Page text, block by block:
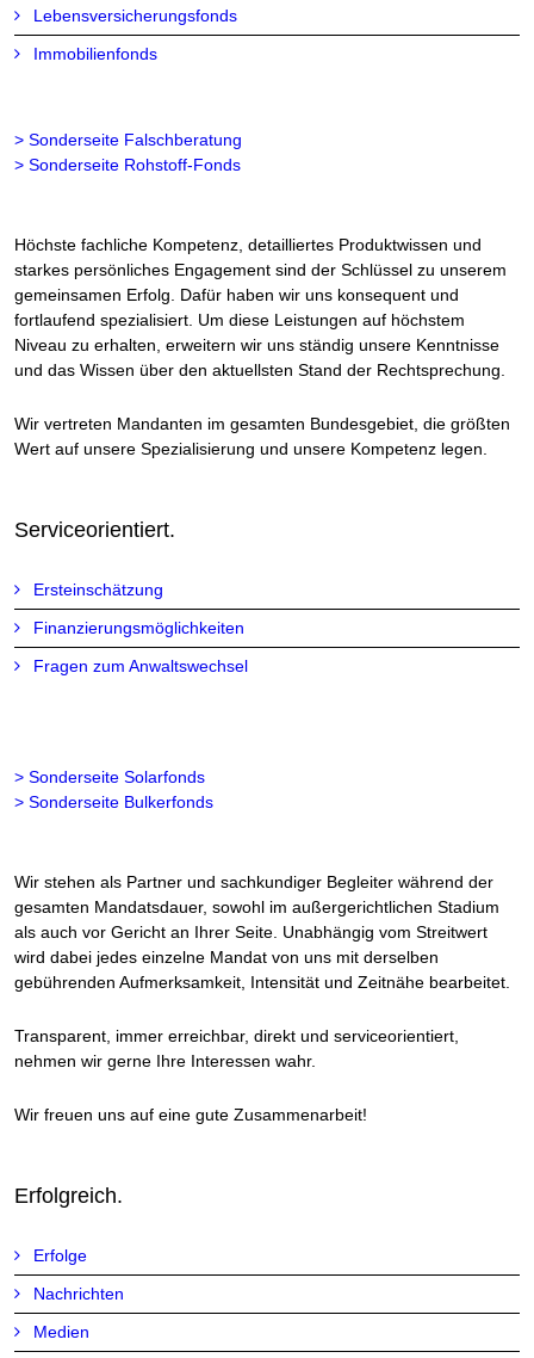
Lebensversicherungsfonds
Immobilienfonds
> Sonderseite Falschberatung
> Sonderseite Rohstoff-Fonds
Höchste fachliche Kompetenz, detailliertes Produktwissen und
starkes persönliches Engagement sind der Schlüssel zu unserem
gemeinsamen Erfolg. Dafür haben wir uns konsequent und
fortlaufend spezialisiert. Um diese Leistungen auf höchstem
Niveau zu erhalten, erweitern wir uns ständig unsere Kenntnisse
und das Wissen über den aktuellsten Stand der Rechtsprechung.
Wir vertreten Mandanten im gesamten Bundesgebiet, die größten
Wert auf unsere Spezialisierung und unsere Kompetenz legen.
Serviceorientiert.
Ersteinschätzung
Finanzierungsmöglichkeiten
Fragen zum Anwaltswechsel
> Sonderseite Solarfonds
> Sonderseite Bulkerfonds
Wir stehen als Partner und sachkundiger Begleiter während der
gesamten Mandatsdauer, sowohl im außergerichtlichen Stadium
als auch vor Gericht an Ihrer Seite. Unabhängig vom Streitwert
wird dabei jedes einzelne Mandat von uns mit derselben
gebührenden Aufmerksamkeit, Intensität und Zeitnähe bearbeitet.
Transparent, immer erreichbar, direkt und serviceorientiert,
nehmen wir gerne Ihre Interessen wahr.
Wir freuen uns auf eine gute Zusammenarbeit!
Erfolgreich.
Erfolge
Nachrichten
Medien